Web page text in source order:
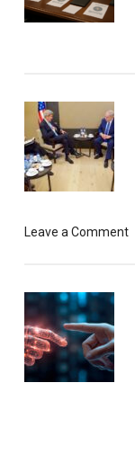
Leave a Comment